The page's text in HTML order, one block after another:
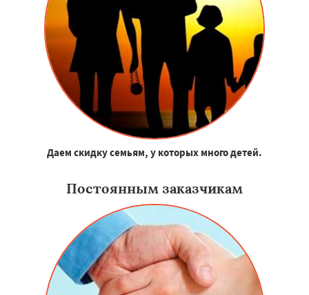
Даем скидку семьям, у которых много детей.
Постоянным заказчикам